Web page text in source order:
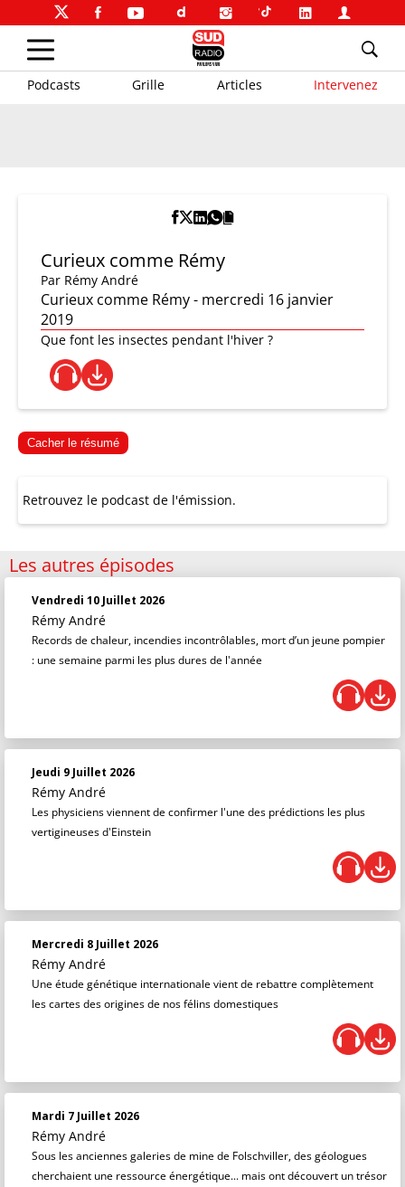
Podcasts Grille Articles Intervenez
Curieux comme Rémy
Par Rémy André
Curieux comme Rémy - mercredi 16 janvier
2019
Que font les insectes pendant l'hiver ?
Cacher le résumé
Retrouvez le podcast de l'émission.
Les autres épisodes
Vendredi 10 Juillet 2026
Rémy André
Records de chaleur, incendies incontrôlables, mort d’un jeune pompier
: une semaine parmi les plus dures de l'année
Jeudi 9 Juillet 2026
Rémy André
Les physiciens viennent de confirmer l'une des prédictions les plus
vertigineuses d'Einstein
Mercredi 8 Juillet 2026
Rémy André
Une étude génétique internationale vient de rebattre complètement
les cartes des origines de nos félins domestiques
Mardi 7 Juillet 2026
Rémy André
Sous les anciennes galeries de mine de Folschviller, des géologues
cherchaient une ressource énergétique... mais ont découvert un trésor